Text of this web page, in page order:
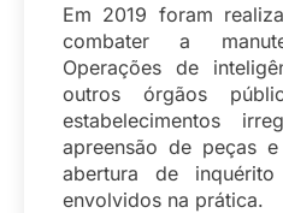
Em 2019 foram
combater a
Operações de
outros órgãos
estabelecimentos
apreensão de peças
abertura de
envolvidos na prática.